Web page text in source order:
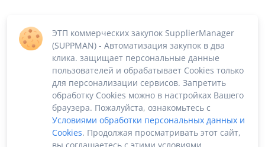
ЭТП коммерческих закупок SupplierManager
(SUPPMAN) - Автоматизация закупок в два
клика. защищает персональные данные
пользователей и обрабатывает Cookies только
для персонализации сервисов. Запретить
обработку Cookies можно в настройках Вашего
браузера. Пожалуйста, ознакомьтесь с
Условиями обработки персональных данных и
Cookies. Продолжая просматривать этот сайт,